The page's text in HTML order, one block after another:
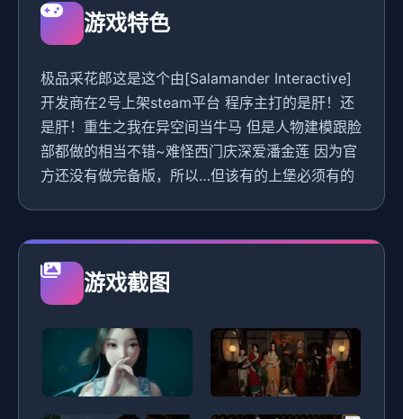
游戏特色
极品采花郎这是这个由[Salamander Interactive]
开发商在2号上架steam平台 程序主打的是肝！还
是肝！重生之我在异空间当牛马 但是人物建模跟脸
部都做的相当不错~难怪西门庆深爱潘金莲 因为官
方还没有做完备版，所以…但该有的上堡必须有的
游戏截图